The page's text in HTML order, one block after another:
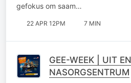
gefokus om saam…
22 APR 12PM 7 MIN
GEE-WEEK | UIT
NASORGSENTRUM